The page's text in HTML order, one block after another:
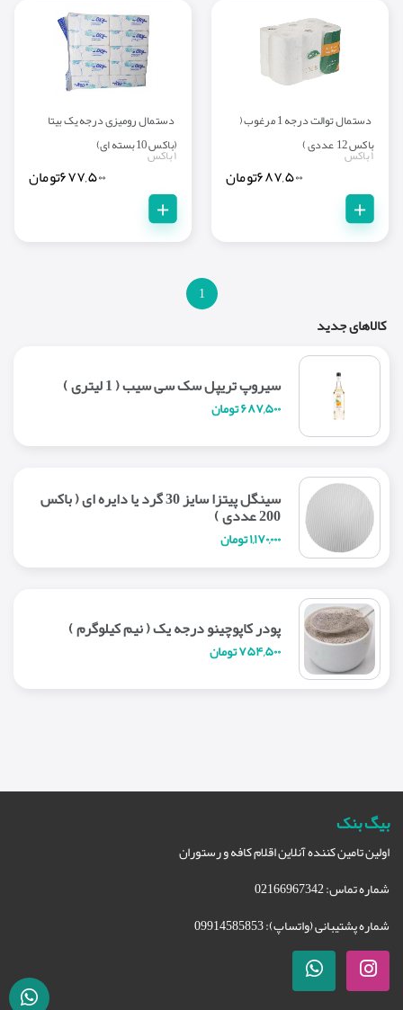
دستمال توالت درجه 1 مرغوب (
باکس 12 عددی )۱ باکس
۶۸۷,۵۰۰تومان
+
دستمال رومیزی درجه یک بیتا
(باکس 10 بسته ای)۱ باکس
۶۷۷,۵۰۰تومان
+
1
کالاهای جدید
سیروپ تریپل سک سی سیب ( 1 لیتری )
۶۸۷,۵۰۰ تومان
سینگل پیتزا سایز 30 گرد یا دایره ای ( باکس
200 عددی )
۱,۱۷۰,۰۰۰ تومان
پودر کاپوچینو درجه یک ( نیم کیلوگرم )
۷۵۴,۵۰۰ تومان
بیگ بنک
اولین تامین کننده آنلاین اقلام کافه و رستوران
شماره تماس: 02166967342
شماره پشتیبانی (واتساپ): 09914585853